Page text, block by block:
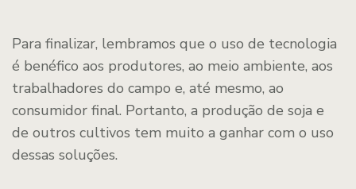
Para finalizar, lembramos que o uso de tecnologia
é benéfico aos produtores, ao meio ambiente, aos
trabalhadores do campo e, até mesmo, ao
consumidor final. Portanto, a produção de soja e
de outros cultivos tem muito a ganhar com o uso
dessas soluções.